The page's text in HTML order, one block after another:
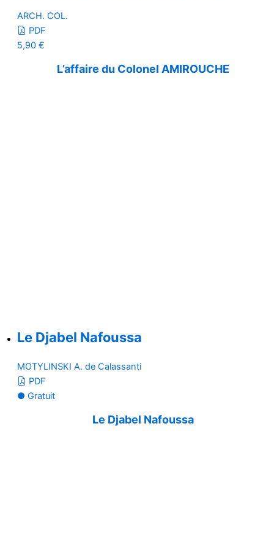
ARCH. COL.
PDF
5,90 €
L’affaire du Colonel AMIROUCHE
Le Djabel Nafoussa
MOTYLINSKI A. de Calassanti
PDF
● Gratuit
Le Djabel Nafoussa